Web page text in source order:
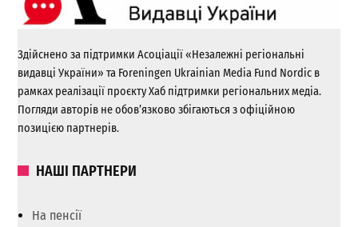
Здійснено за підтримки Асоціації «Незалежні регіональні
видавці України» та Foreningen Ukrainian Media Fund Nordic в
рамках реалізації проєкту Хаб підтримки регіональних медіа.
Погляди авторів не обов’язково збігаються з офіційною
позицією партнерів.
НАШІ ПАРТНЕРИ
На пенсії